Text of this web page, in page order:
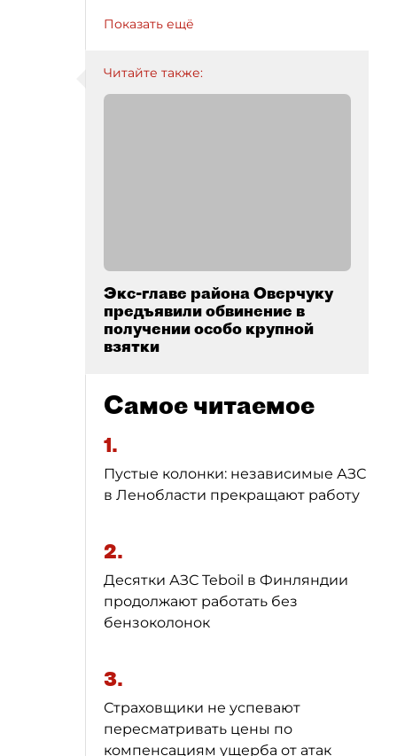
Показать ещё
Читайте также:
Экс-главе района Оверчуку
предъявили обвинение в
получении особо крупной
взятки
Самое читаемое
1.
Пустые колонки: независимые АЗС
в Ленобласти прекращают работу
2.
Десятки АЗС Teboil в Финляндии
продолжают работать без
бензоколонок
3.
Страховщики не успевают
пересматривать цены по
компенсациям ущерба от атак